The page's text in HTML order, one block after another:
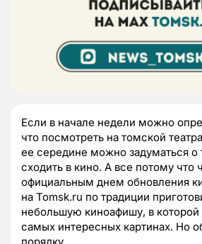
Если в начале недели можно
что посмотреть на томской
ее середине можно задуматься о
сходить в кино. А все потому что
официальным днем обновления
на Tomsk.ru по традиции
небольшую киноафишу, в которой
самых интересных картинах. Но